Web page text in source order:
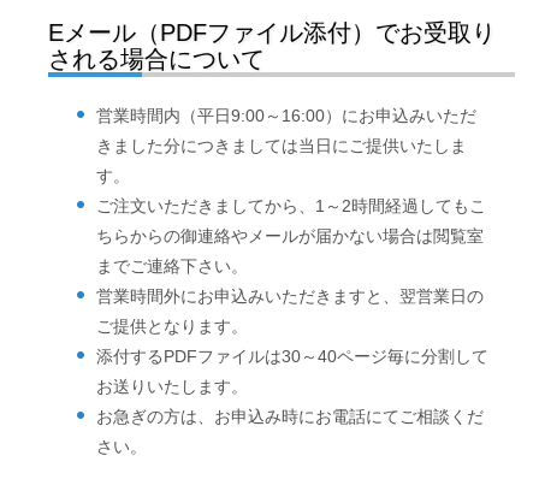
Eメール（PDFファイル添付）でお受取り
される場合について
営業時間内（平日9:00～16:00）にお申込みいただ
きました分につきましては当日にご提供いたしま
す。
ご注文いただきましてから、1～2時間経過してもこ
ちらからの御連絡やメールが届かない場合は閲覧室
までご連絡下さい。
営業時間外にお申込みいただきますと、翌営業日の
ご提供となります。
添付するPDFファイルは30～40ページ毎に分割して
お送りいたします。
お急ぎの方は、お申込み時にお電話にてご相談くだ
さい。